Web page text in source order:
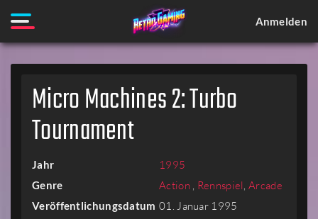
Anmelden
Micro Machines 2: Turbo
Tournament
Jahr 1995
Genre Action , Rennspiel,Arcade
Veröffentlichungsdatum 01. Januar 1995